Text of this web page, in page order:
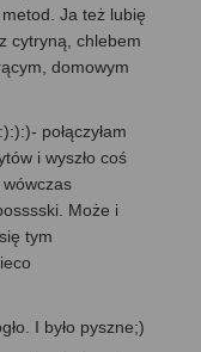
metod. Ja też lubię
cytryną, chlebem
domowym
połączyłam
i wyszło coś
Może i
tym
I było pyszne;)